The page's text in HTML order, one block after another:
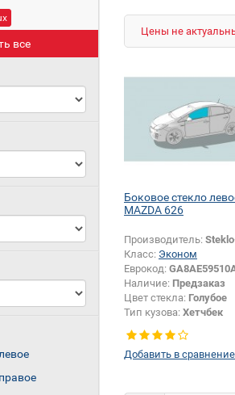
все
Цены не
Боковое стекло
MAZDA 626
Производитель:
Класс: Эконом
Еврокод:
Наличие: Предзаказ
Цвет стекла: Голубое
Тип кузова: Хетчбек
Тип стекла: Боковое
левое
Добавить в сравнение